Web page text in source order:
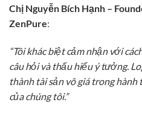
Chị Nguyễn Bích Hạnh –
ZenPure:
“Tôi khác biệt cảm nhận với
câu hỏi và thấu hiểu ý tưởng.
thành tài sản vô giá trong
của chúng tôi.”